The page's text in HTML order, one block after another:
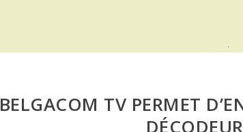
BELGACOM TV PERMET